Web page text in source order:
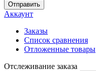
Отправить
Аккаунт
Заказы
Список сравнения
Отложенные товары
Отслеживание заказа